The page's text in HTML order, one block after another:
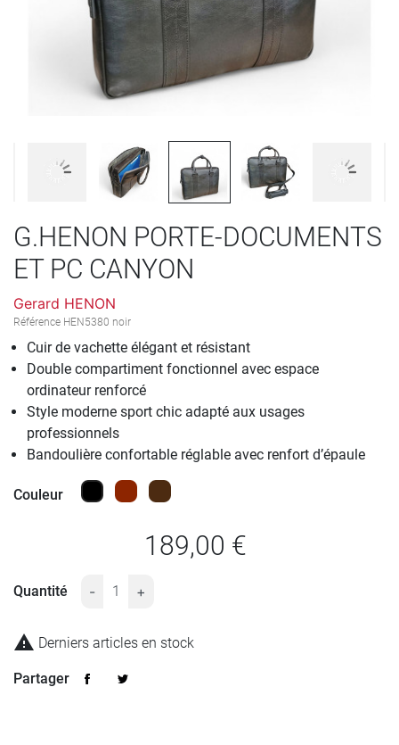
G.HENON PORTE-DOCUMENTS
ET PC CANYON
Gerard HENON
Référence HEN5380 noir
Cuir de vachette élégant et résistant
Double compartiment fonctionnel avec espace
ordinateur renforcé
Style moderne sport chic adapté aux usages
professionnels
Bandoulière confortable réglable avec renfort d’épaule
Couleur Noir MarronMarron Chocolat
189,00 €
Quantité - +
 Derniers articles en stock
Partager